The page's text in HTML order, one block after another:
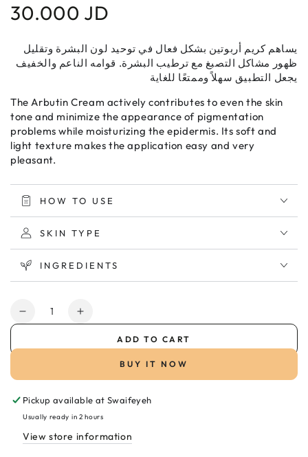
Regular
price
30.000 JD
يساهم كريم أربوتين بشكل فعال في توحيد لون البشرة وتقليل
ظهور مشاكل التصبغ مع ترطيب البشرة. قوامه الناعم والخفيف
يجعل التطبيق سهلاً وممتعًا للغاية
The Arbutin Cream actively contributes to even the skin
tone and minimize the appearance of pigmentation
problems while moisturizing the epidermis. Its soft and
light texture makes the application easy and very
pleasant.
HOW TO USE
SKIN TYPE
INGREDIENTS
Quantity
Decrease
for
Cream
50ml
كريم
مضاد
Increase
for
BeautyMed
Cream
50ml
كريم
مضاد
ADD TO CART
BUY IT NOW
Pickup available atSwaifeyeh
Usually ready in 2 hours
View store information